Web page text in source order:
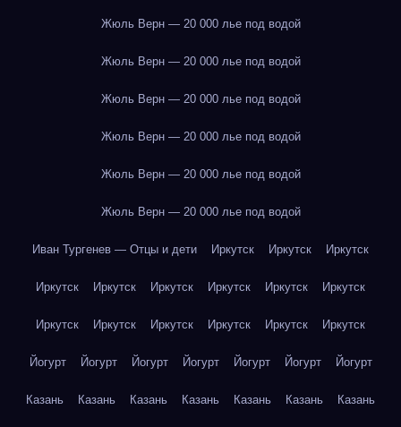
Жюль Верн — 20 000 лье под водой
Жюль Верн — 20 000 лье под водой
Жюль Верн — 20 000 лье под водой
Жюль Верн — 20 000 лье под водой
Жюль Верн — 20 000 лье под водой
Жюль Верн — 20 000 лье под водой
Иван Тургенев — Отцы и дети Иркутск Иркутск Иркутск
Иркутск Иркутск Иркутск Иркутск Иркутск Иркутск
Иркутск Иркутск Иркутск Иркутск Иркутск Иркутск
Йогурт Йогурт Йогурт Йогурт Йогурт Йогурт Йогурт
Казань Казань Казань Казань Казань Казань Казань